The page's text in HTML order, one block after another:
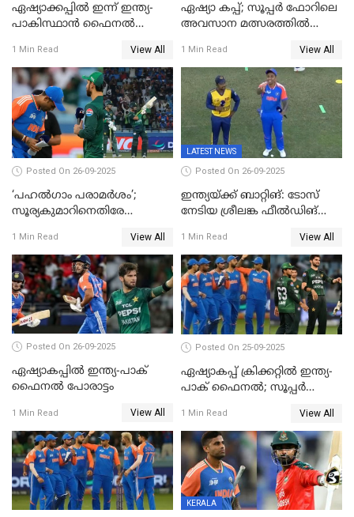
ഏഷ്യാക്കപ്പില്‍ ഇന്ന് ഇന്ത്യ-
പാകിസ്ഥാന്‍ ഫൈനല്‍
1 Min Read View All
ഏഷ്യാ കപ്പ്; സൂപ്പർ ഫോറിലെ
അവസാന മത്സരത്തിൽ
1 Min Read View All
Posted On 26-09-2025
‘പഹൽഗാം പരാമർശം’;
സൂര്യകുമാറിനെതിരേ
ഹാരിസ് റൗഫിനും പിഴ ശിക്ഷ
1 Min Read View All
LATEST NEWS
Posted On 26-09-2025
ഇന്ത്യയ്ക്ക് ബാറ്റിങ്: ടോസ്
നേടിയ ശ്രീലങ്ക ഫീൽഡിങ്
1 Min Read View All
Posted On 26-09-2025
ഏഷ്യാകപ്പില്‍ ഇന്ത്യ-പാക്
ഫൈനല്‍ പോരാട്ടം
1 Min Read View All
Posted On 25-09-2025
ഏഷ്യാകപ്പ് ക്രിക്കറ്റിൽ ഇന്ത്യ-
പാക് ഫൈനല്‍; സൂപ്പർ
തോൽപിച്ച് പാകിസ്ഥാൻ
1 Min Read View All
KERALA